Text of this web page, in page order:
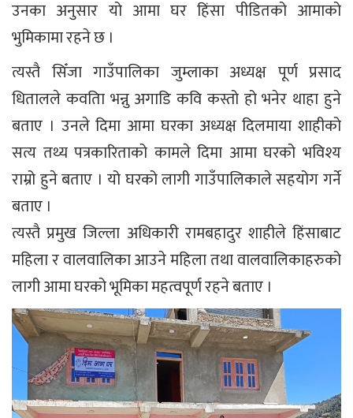
उनका अनुसार यो आमा घर हिंसा पीडितको आमाको
भुमिकामा रहने छ ।
त्यस्तै सिँजा गाउँपालिका जुम्लाका अध्यक्ष पूर्ण प्रसाद
धितालले कवतिा भन्नु अगाडि कवि कस्तो हो भनेर थाहा हुने
बताए । उनले दिमा आमा घरका अध्यक्ष दिलमाया शाहीको
सत्य तथ्य पत्रकारिताको कामले दिमा आमा घरको भविश्य
राम्रो हुने बताए । यो घरको लागी गाउँपालिकाले सहयोग गर्ने
बताए ।
त्यस्तै प्रमुख जिल्ला अधिकारी रामबहादुर शाहीले हिंसाबाट
महिला र वालवालिका आउने महिला तथा वालवालिकाहरुको
लागी आमा घरको भूमिका महत्वपूर्ण रहने बताए ।